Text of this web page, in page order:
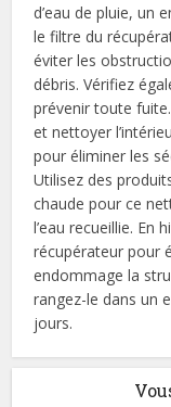
d’eau de pluie, un
le filtre du
éviter les
débris. Vérifiez
prévenir toute
et nettoyer
pour éliminer les
Utilisez des
chaude pour ce
l’eau recueillie. En
récupérateur pour
endommage la
rangez-le dans un
jours.